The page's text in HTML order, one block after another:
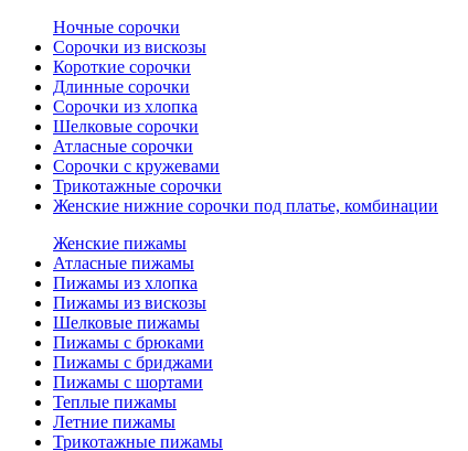
Ночные сорочки
Сорочки из вискозы
Короткие сорочки
Длинные сорочки
Сорочки из хлопка
Шелковые сорочки
Атласные сорочки
Сорочки с кружевами
Трикотажные сорочки
Женские нижние сорочки под платье, комбинации
Женские пижамы
Атласные пижамы
Пижамы из хлопка
Пижамы из вискозы
Шелковые пижамы
Пижамы с брюками
Пижамы с бриджами
Пижамы с шортами
Теплые пижамы
Летние пижамы
Трикотажные пижамы